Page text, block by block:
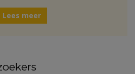
Lees meer